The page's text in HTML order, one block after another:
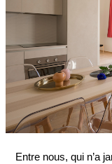
Entre nous, qui n’a